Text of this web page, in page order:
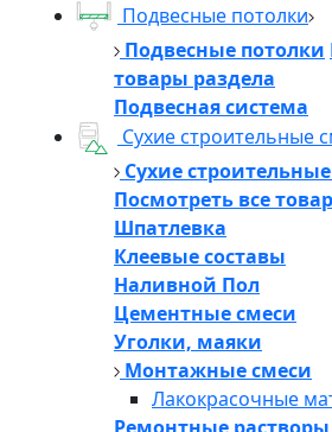
Подвесные потолки
Подвесные потолки
товары раздела
Подвесная система
Сухие строительные
Сухие
Посмотреть все
Шпатлевка
Клеевые составы
Наливной Пол
Цементные смеси
Уголки, маяки
Монтажные смеси
Лакокрасочные